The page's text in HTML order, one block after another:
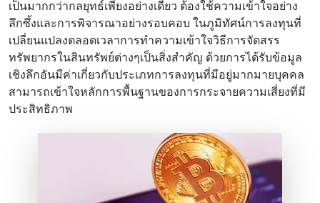
เป็นมากกว่ากลยุทธ์เพียงอย่างเดียว ต้องใช้ความเข้าใจอย่าง
ลึกซึ้งและการพิจารณาอย่างรอบคอบ ในภูมิทัศน์การลงทุนที่
เปลี่ยนแปลงตลอดเวลาการทําความเข้าใจวิธีการจัดสรร
ทรัพยากรในสินทรัพย์ต่างๆเป็นสิ่งสําคัญ ด้วยการได้รับข้อมูล
เชิงลึกอันมีค่าเกี่ยวกับประเภทการลงทุนที่มีอยู่มากมายบุคคล
สามารถเข้าใจหลักการพื้นฐานของการกระจายความเสี่ยงที่มี
ประสิทธิภาพ